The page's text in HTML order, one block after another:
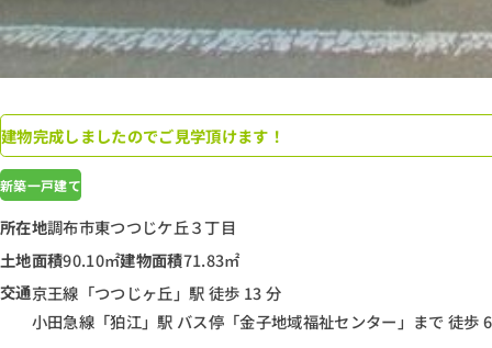
建物完成しましたのでご見学頂けます！
新築一戸建て
所在地調布市東つつじケ丘３丁目
土地面積90.10㎡建物面積71.83㎡
交通京王線「つつじヶ丘」駅 徒歩 13 分
小田急線「狛江」駅 バス停「金子地域福祉センター」まで 徒歩